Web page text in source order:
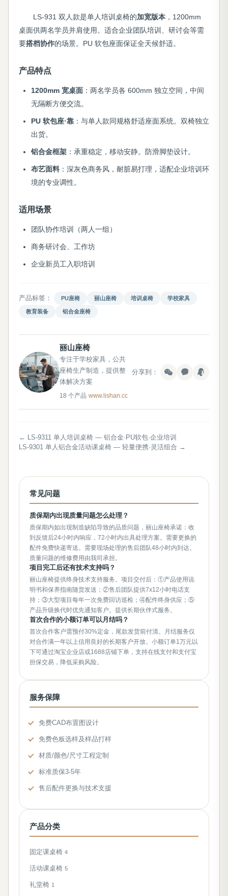
LS-931 双人款是单人培训桌椅的加宽版本 ，1200mm
桌面供两名学员并肩使用。适合企业团队培训、研讨会等需
要搭档协作的场景。PU 软包座面保证全天候舒适。
产品特点
1200mm 宽桌面 ：两名学员各 600mm 独立空间，中间
无隔断方便交流。
PU 软包座·靠 ：与单人款同规格舒适座面系统。双椅独立
出货。
铝合金框架 ：承重稳定，移动安静。防滑脚垫设计。
布艺面料 ：深灰色商务风，耐脏易打理，适配企业培训环
境的专业调性。
适用场景
团队协作培训（两人一组）
商务研讨会、工作坊
企业新员工入职培训
产品标签： PU座椅 丽山座椅 培训桌椅 学校家具
教育装备 铝合金座椅
丽山座椅
专注于学校家具，公共
座椅生产制造，提供整
体解决方案
18 个产品·www.lishan.cc
分享到：
← LS-9311 单人培训桌椅 — 铝合金·PU软包·企业培训
LS-9301 单人铝合金活动课桌椅 — 轻量便携·灵活组合 →
常见问题
质保期内出现质量问题怎么处理？
质保期内如出现制造缺陷导致的品质问题，丽山座椅承诺：收
到反馈后24小时内响应，72小时内出具处理方案。需要更换的
配件免费快递寄送。需要现场处理的售后团队48小时内到达。
质量问题的维修费用由我司承担。
项目完工后还有技术支持吗？
丽山座椅提供终身技术支持服务。项目交付后：①产品使用说
明书和保养指南随货发送；②售后团队提供7x12小时电话支
持；③大型项目每年一次免费回访巡检；④配件终身供应；⑤
产品升级换代时优先通知客户。提供长期伙伴式服务。
首次合作的小额订单可以月结吗？
首次合作客户需预付30%定金，尾款发货前付清。月结服务仅
对合作满一年以上信用良好的长期客户开放。小额订单1万元以
下可通过淘宝企业店或1688店铺下单，支持在线支付和支付宝
担保交易，降低采购风险。
服务保障
免费CAD布置图设计
免费色板选样及样品打样
材质/颜色/尺寸工程定制
标准质保3-5年
售后配件更换与技术支援
产品分类
固定课桌椅 4
活动课桌椅 5
礼堂椅 1